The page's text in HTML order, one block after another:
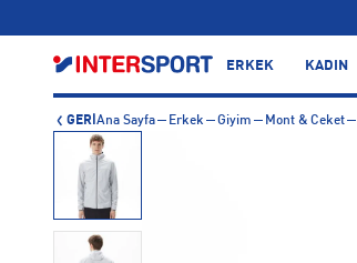
ERKEK KADIN
GERİ Ana Sayfa Erkek Giyim Mont & Ceket